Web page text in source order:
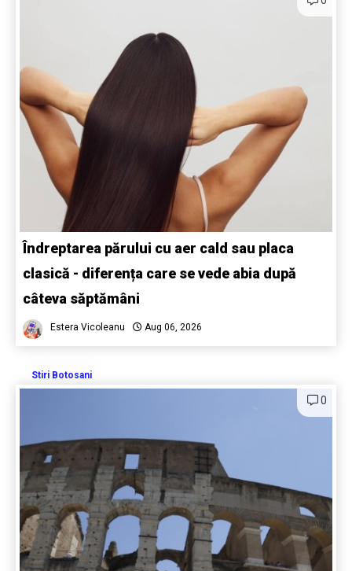
Îndreptarea părului cu aer cald sau placa
clasică - diferența care se vede abia după
câteva săptămâni
Estera Vicoleanu Aug 06, 2026
Stiri Botosani
0